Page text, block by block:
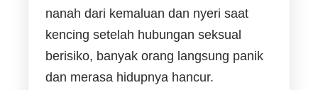
nanah dari kemaluan dan nyeri saat
kencing setelah hubungan seksual
berisiko, banyak orang langsung panik
dan merasa hidupnya hancur.